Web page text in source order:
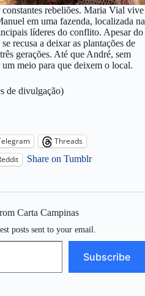
rebeliões. Maria Vial vive
em uma fazenda, localizada na
líderes do conflito. Apesar do
recusa a deixar as plantações de
gerações. Até que André, sem
meio para que deixem o local.
de divulgação)
Threads
Share on Tumblr
Carta Campinas
posts sent to your email.
Subscribe